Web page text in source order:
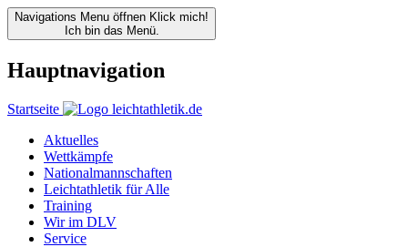
Navigations Menu öffnen Klick mich!
Ich bin das Menü.
Hauptnavigation
Startseite
Aktuelles
Wettkämpfe
Nationalmannschaften
Leichtathletik für Alle
Training
Wir im DLV
Service